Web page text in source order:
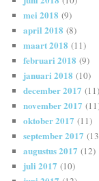
mei 2018 (9)
april 2018 (8)
maart 2018 (11)
februari 2018 (9)
januari 2018 (10)
december 2017 (11)
november 2017
oktober 2017 (11)
september 2017
augustus 2017 (12)
juli 2017 (10)